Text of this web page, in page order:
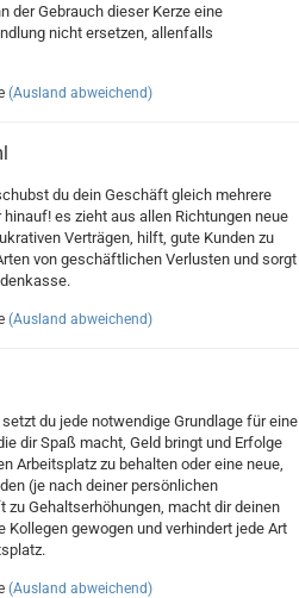
der Gebrauch dieser Kerze eine
nicht ersetzen, allenfalls
(Ausland abweichend)
du dein Geschäft gleich mehrere
es zieht aus allen Richtungen neue
Verträgen, hilft, gute Kunden zu
von geschäftlichen Verlusten und sorgt
(Ausland abweichend)
du jede notwendige Grundlage für eine
dir Spaß macht, Geld bringt und Erfolge
Arbeitsplatz zu behalten oder eine neue,
(je nach deiner persönlichen
zu Gehaltserhöhungen, macht dir deinen
Kollegen gewogen und verhindert jede Art
(Ausland abweichend)